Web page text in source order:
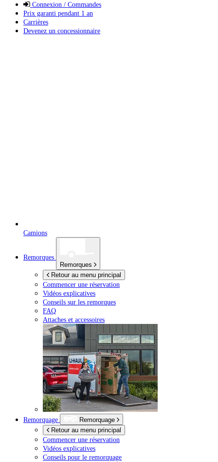
Connexion / Commandes
Prix garanti pendant 1 an
Carrières
Devenez un concessionnaire
Camions
Remorques
Remorques
Retour au menu principal
Commencer une réservation
Vidéos explicatives
Conseils sur les remorques
FAQ
Attaches et accessoires
Remorquage
Remorquage
Retour au menu principal
Commencer une réservation
Vidéos explicatives
Conseils pour le remorquage